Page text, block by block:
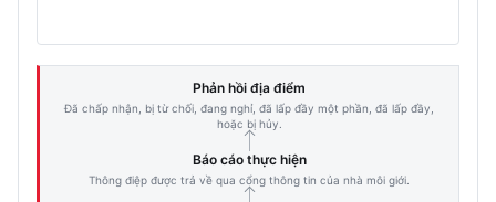
Báo cáo thực hiện
Thông điệp được trả về qua cổng thông tin của nhà môi giới.
Phản hồi địa điểm
Đã chấp nhận, bị từ chối, đang nghỉ, đã lấp đầy một phần, đã lấp đầy,
hoặc bị hủy.